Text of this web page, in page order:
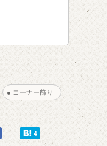
● コーナー飾り
4